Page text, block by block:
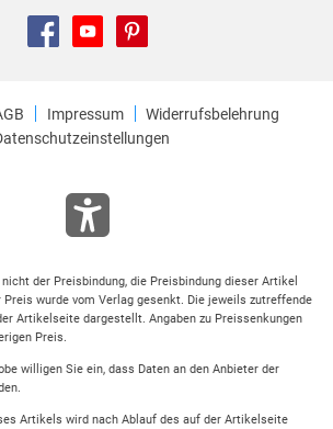
Impressum
Widerrufsbelehrung
der Preisbindung, die Preisbindung dieser Artikel
Preis wurde vom Verlag gesenkt. Die jeweils zutreffende
Artikelseite dargestellt. Angaben zu Preissenkungen
Preis.
willigen Sie ein, dass Daten an den Anbieter der
Artikels wird nach Ablauf des auf der Artikelseite